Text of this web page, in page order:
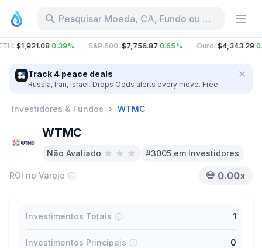
Pesquisar Moeda, CA, Fundo ou Categoria
:$1,921.08 0.39% S&P 500:$7,756.87 0.65% Ouro:$4,343.29
Track 4 peace deals
Russia, Iran, Israel. Drops Odds alerts every move. Free.
Investidores & Fundos WTMC
WTMC
Não Avaliado #3005 em Investidores
ROI no Varejo 💀 0.00x
Investimentos Totais 1
Investimentos Principais 0